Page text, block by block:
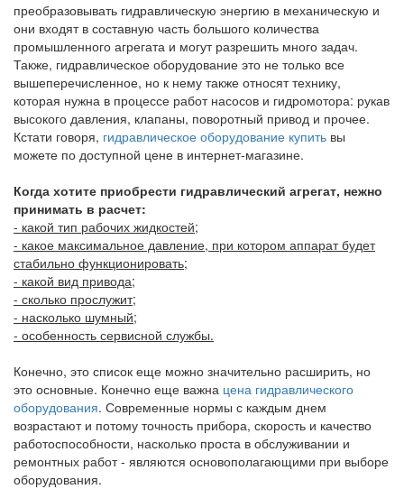
преобразовывать гидравлическую энергию в механическую и
они входят в составную часть большого количества
промышленного агрегата и могут разрешить много задач.
Также, гидравлическое оборудование это не только все
вышеперечисленное, но к нему также относят технику,
которая нужна в процессе работ насосов и гидромотора: рукав
высокого давления, клапаны, поворотный привод и прочее.
Кстати говоря, гидравлическое оборудование купить вы
можете по доступной цене в интернет-магазине.
Когда хотите приобрести гидравлический агрегат, нежно
принимать в расчет:
- какой тип рабочих жидкостей;
- какое максимальное давление, при котором аппарат будет
стабильно функционировать;
- какой вид привода;
- сколько прослужит;
- насколько шумный;
- особенность сервисной службы.
Конечно, это список еще можно значительно расширить, но
это основные. Конечно еще важна цена гидравлического
оборудования. Современные нормы с каждым днем
возрастают и потому точность прибора, скорость и качество
работоспособности, насколько проста в обслуживании и
ремонтных работ - являются основополагающими при выборе
оборудования.